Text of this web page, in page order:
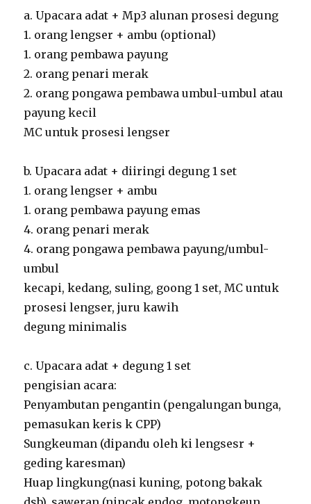
a. Upacara adat + Mp3 alunan prosesi degung
1. orang lengser + ambu (optional)
1. orang pembawa payung
2. orang penari merak
2. orang pongawa pembawa umbul-umbul atau
payung kecil
MC untuk prosesi lengser
b. Upacara adat + diiringi degung 1 set
1. orang lengser + ambu
1. orang pembawa payung emas
4. orang penari merak
4. orang pongawa pembawa payung/umbul-
umbul
kecapi, kedang, suling, goong 1 set, MC untuk
prosesi lengser, juru kawih
degung minimalis
c. Upacara adat + degung 1 set
pengisian acara:
Penyambutan pengantin (pengalungan bunga,
pemasukan keris k CPP)
Sungkeuman (dipandu oleh ki lengsesr +
geding karesman)
Huap lingkung(nasi kuning, potong bakak